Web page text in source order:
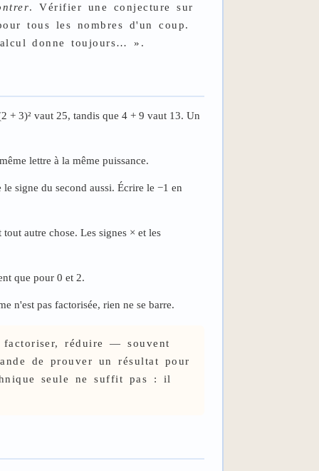
. Vérifier une conjecture sur
tous les nombres d'un coup.
donne toujours… ».
+ 3)² vaut 25, tandis que 4 + 9 vaut 13. Un
lettre à la même puissance.
signe du second aussi. Écrire le −1 en
autre chose. Les signes × et les
que pour 0 et 2.
n'est pas factorisée, rien ne se barre.
réduire — souvent
de prouver un résultat pour
seule ne suffit pas : il